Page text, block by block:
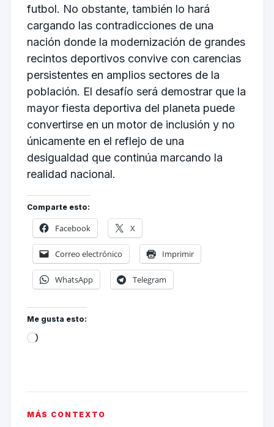
futbol. No obstante, también lo hará
cargando las contradicciones de una
nación donde la modernización de grandes
recintos deportivos convive con carencias
persistentes en amplios sectores de la
población. El desafío será demostrar que la
mayor fiesta deportiva del planeta puede
convertirse en un motor de inclusión y no
únicamente en el reflejo de una
desigualdad que continúa marcando la
realidad nacional.
Comparte esto:
Facebook X
Correo electrónico Imprimir
WhatsApp Telegram
Me gusta esto:
MÁS CONTEXTO